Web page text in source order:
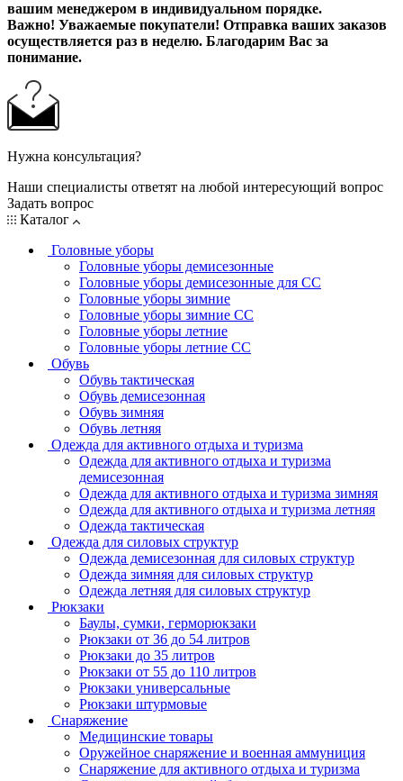
вашим менеджером в индивидуальном порядке.
Важно! Уважаемые покупатели! Отправка ваших заказов
осуществляется раз в неделю. Благодарим Вас за
понимание.
Нужна консультация?
Наши специалисты ответят на любой интересующий вопрос
Задать вопрос
Каталог
Головные уборы
Головные уборы демисезонные
Головные уборы демисезонные для СС
Головные уборы зимние
Головные уборы зимние СС
Головные уборы летние
Головные уборы летние СС
Обувь
Обувь тактическая
Обувь демисезонная
Обувь зимняя
Обувь летняя
Одежда для активного отдыха и туризма
Одежда для активного отдыха и туризма
демисезонная
Одежда для активного отдыха и туризма зимняя
Одежда для активного отдыха и туризма летняя
Одежда тактическая
Одежда для силовых структур
Одежда демисезонная для силовых структур
Одежда зимняя для силовых структур
Одежда летняя для силовых структур
Рюкзаки
Баулы, сумки, герморюкзаки
Рюкзаки от 36 до 54 литров
Рюкзаки до 35 литров
Рюкзаки от 55 до 110 литров
Рюкзаки универсальные
Рюкзаки штурмовые
Снаряжение
Медицинские товары
Оружейное снаряжение и военная аммуниция
Снаряжение для активного отдыха и туризма